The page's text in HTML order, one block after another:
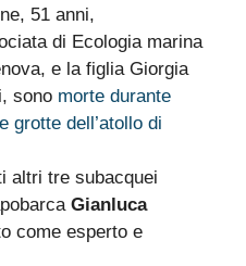
51 anni,
di Ecologia marina
e la figlia Giorgia
sono morte durante
grotte dell’atollo di
altri tre subacquei
Gianluca
come esperto e